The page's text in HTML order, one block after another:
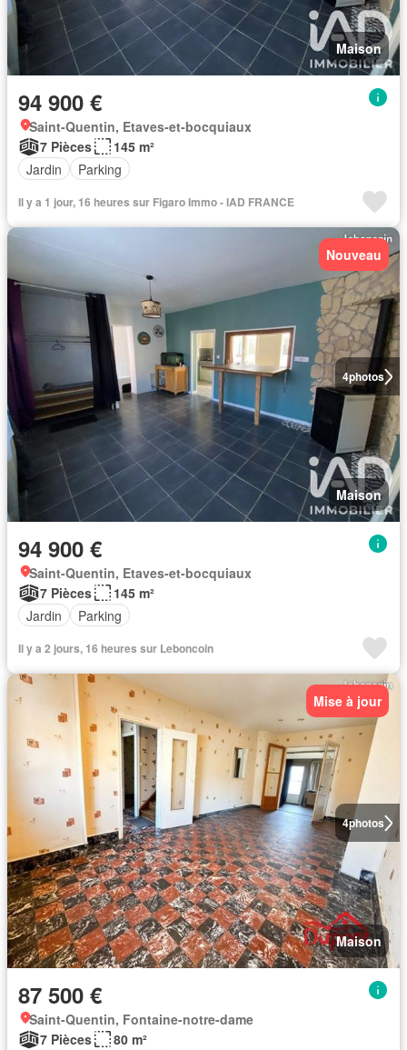
Maison
94 900 €
Saint-Quentin, Etaves-et-bocquiaux
7 Pièces
145 m²
Jardin
Parking
Il y a 1 jour, 16 heures sur Figaro Immo - IAD FRANCE
4photos
Nouveau
Maison
94 900 €
Saint-Quentin, Etaves-et-bocquiaux
7 Pièces
145 m²
Jardin
Parking
Il y a 2 jours, 16 heures sur Leboncoin
4photos
Mise à jour
Maison
87 500 €
Saint-Quentin, Fontaine-notre-dame
7 Pièces
80 m²